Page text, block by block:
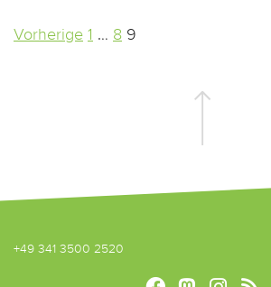
Seitennummerierung
Vorherige 1 … 8 9
+49 341 3500 2520